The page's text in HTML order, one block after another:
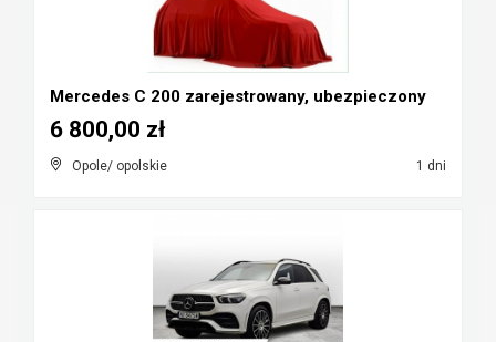
Mercedes C 200 zarejestrowany, ubezpieczony
Opole/ opolskie 1 dni
6 800,00 zł